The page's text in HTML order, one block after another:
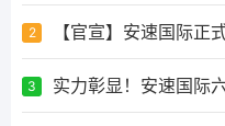
2 【官宣】安速国际正
3 实力彰显！安速国际